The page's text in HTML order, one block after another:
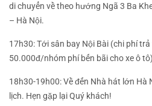
di chuyển về theo hướng Ngã 3 Ba
– Hà Nội.
17h30:Tới sân bay Nội Bài (chi phí
50.000đ/nhóm phí bến bãi cho xe ô
18h30-19h00:Về đến Nhà hát lớn Hà
lịch. Hẹn gặp lại Quý khách!